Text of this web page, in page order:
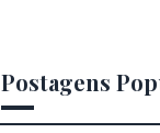
Postagens